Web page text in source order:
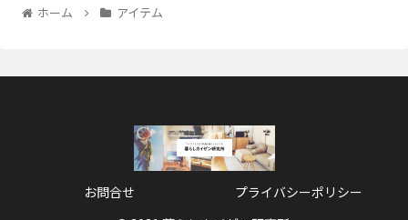
ホーム アイテム
お問合せ
プライバシーポリシー